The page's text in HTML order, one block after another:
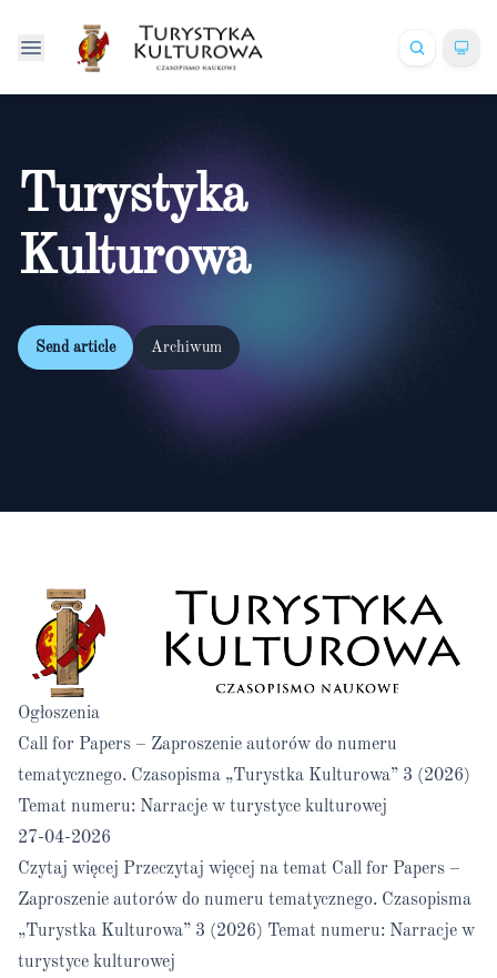
Turystyka
Kulturowa
Send article Archiwum
Ogłoszenia
Call for Papers – Zaproszenie autorów do numeru
tematycznego. Czasopisma „Turystka Kulturowa” 3 (2026)
Temat numeru: Narracje w turystyce kulturowej
27-04-2026
Czytaj więcej Przeczytaj więcej na temat Call for Papers –
Zaproszenie autorów do numeru tematycznego. Czasopisma
„Turystka Kulturowa” 3 (2026) Temat numeru: Narracje w
turystyce kulturowej